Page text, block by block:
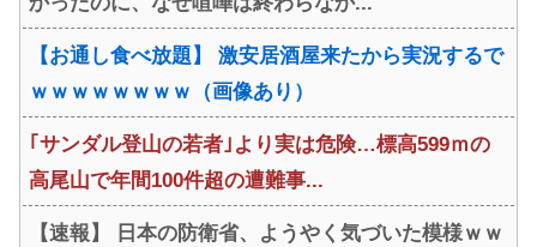
【お通し食べ放題】 激安居酒屋来たから実況するで
ｗｗｗｗｗｗｗｗ（画像あり）
｢サンダル登山の若者｣より実は危険…標高599ｍの
高尾山で年間100件超の遭難事...
【速報】 日本の防衛省、ようやく気づいた模様ｗｗ